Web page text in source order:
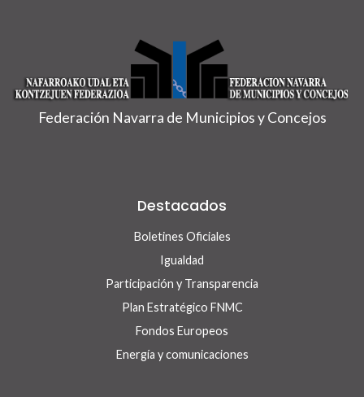
Federación Navarra de Municipios y Concejos
Destacados
Boletines Oficiales
Igualdad
Participación y Transparencia
Plan Estratégico FNMC
Fondos Europeos
Energía y comunicaciones